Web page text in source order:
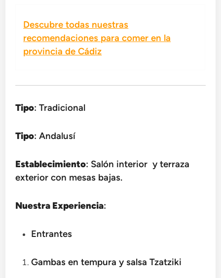
Descubre todas nuestras
recomendaciones para comer en la
provincia de Cádiz
Tipo: Tradicional
Tipo: Andalusí
Establecimiento: Salón interior y terraza
exterior con mesas bajas.
Nuestra Experiencia:
Entrantes
Gambas en tempura y salsa Tzatziki